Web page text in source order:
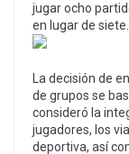
jugar ocho
en lugar de siete.
La decisión de
de grupos se
consideró la
jugadores, los
deportiva, así